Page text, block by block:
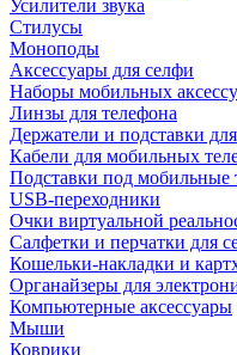
Усилители звука
Стилусы
Моноподы
Аксессуары для селфи
Наборы мобильных
Линзы для телефона
Держатели и подставки
Кабели для мобильных
Подставки под мобильные
USB-переходники
Очки виртуальной
Салфетки и перчатки для
Кошельки-накладки и
Органайзеры для
Компьютерные аксессуары
Мыши
Коврики